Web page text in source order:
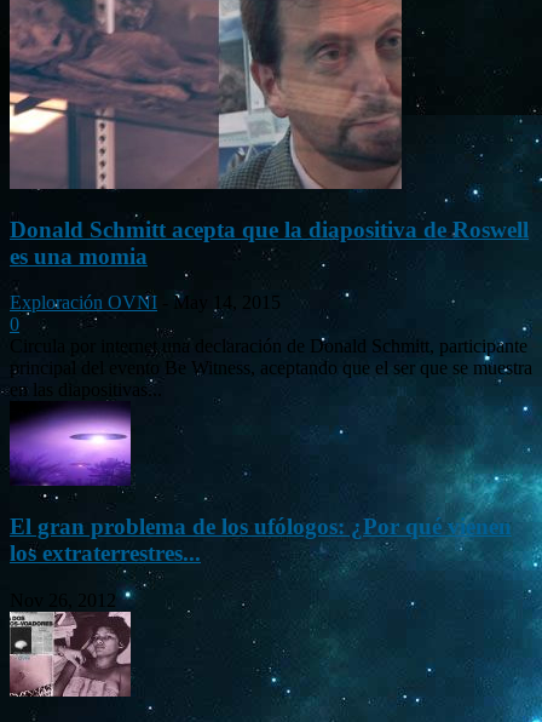
Donald Schmitt acepta que la diapositiva de Roswell
es una momia
Exploración OVNI
May 14, 2015
0
Circula por internet una declaración de Donald Schmitt, participante
principal del evento Be Witness, aceptando que el ser que se muestra
en las diapositivas...
El gran problema de los ufólogos: ¿Por qué vienen
los extraterrestres...
Nov 26, 2012